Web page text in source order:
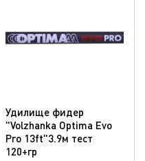
Удилище фидер
"Volzhanka Optima Evo
Pro 13ft"3.9м тест
120+гр